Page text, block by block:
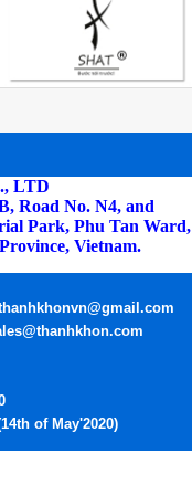
LTD
Road No. N4, and
Park, Phu Tan Ward,
Vietnam.
of May'2020)